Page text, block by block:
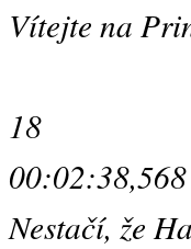
Vítejte na
18
Nestačí, že